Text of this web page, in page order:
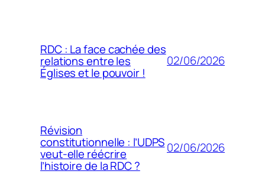
RDC : La face cachée des
relations entre les
Églises et le pouvoir !
02/06/2026
Révision
constitutionnelle : l’UDPS
veut-elle réécrire
l’histoire de la RDC ?
02/06/2026